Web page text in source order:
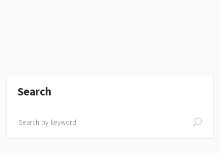
Search